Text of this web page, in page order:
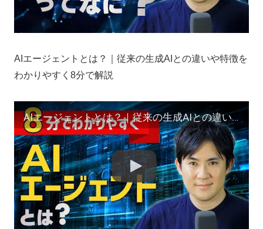
AIエージェントとは？｜従来の生成AIとの違いや特徴を
わかりやすく8分で解説
AIエージェントとは？｜従来の生成AIとの違いや特徴をわかりやすく8分で解説